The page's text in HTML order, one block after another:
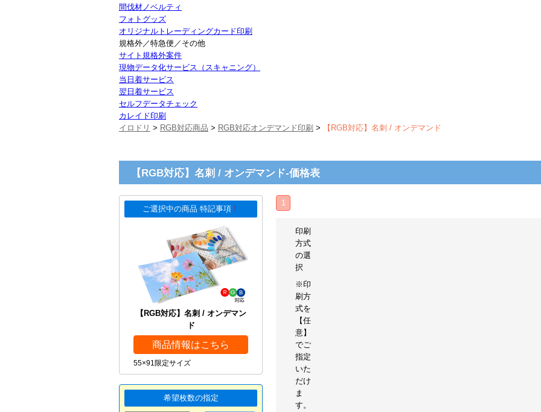
間伐材ノベルティ
フォトグッズ
オリジナルトレーディングカード印刷
規格外／特急便／その他
サイト規格外案件
現物データ化サービス（スキャニング）
当日着サービス
翌日着サービス
セルフデータチェック
カレイド印刷
イロドリ > RGB対応商品 > RGB対応オンデマンド印刷 > 【RGB対応】名刺 / オンデマンド
【RGB対応】名刺 / オンデマンド-価格表
ご選択中の商品 特記事項 ！
【RGB対応】名刺 / オンデマン
ド
商品情報はこちら
55×91限定サイズ
希望枚数の指定
1
印刷
方式
の選
択
※印
刷方
式を
【任
意】
でご
指定
いた
だけ
ま
す。